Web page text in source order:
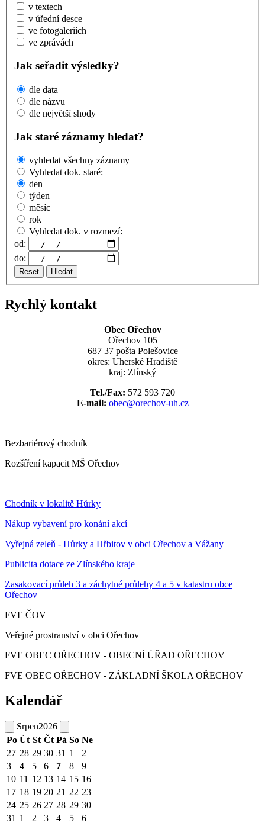
v textech
v úřední desce
ve fotogaleriích
ve zprávách
Jak seřadit výsledky?
dle data
dle názvu
dle největší shody
Jak staré záznamy hledat?
vyhledat všechny záznamy
Vyhledat dok. staré:
den
týden
měsíc
rok
Vyhledat dok. v rozmezí:
od:
do:
Reset Hledat
Rychlý kontakt
Obec Ořechov
Ořechov 105
687 37 pošta Polešovice
okres: Uherské Hradiště
kraj: Zlínský
Tel./Fax: 572 593 720
E-mail: obec@orechov-uh.cz
Bezbariérový chodník
Rozšíření kapacit MŠ Ořechov
Chodník v lokalitě Hůrky
Nákup vybavení pro konání akcí
Vyřejná zeleň - Hůrky a Hřbitov v obci Ořechov a Vážany
Publicita dotace ze Zlínského kraje
Zasakovací průleh 3 a záchytné průlehy 4 a 5 v katastru obce
Ořechov
FVE ČOV
Veřejné prostranství v obci Ořechov
FVE OBEC OŘECHOV - OBECNÍ ÚŘAD OŘECHOV
FVE OBEC OŘECHOV - ZÁKLADNÍ ŠKOLA OŘECHOV
Kalendář
Srpen2026
Po Út St Čt Pá So Ne
27 28 29 30 31 1
2
3
4 5 6 7 8
9
10 11 12 13 14 15 16
17 18 19 20 21 22 23
24 25 26 27 28 29 30
31 1 2 3 4 5 6